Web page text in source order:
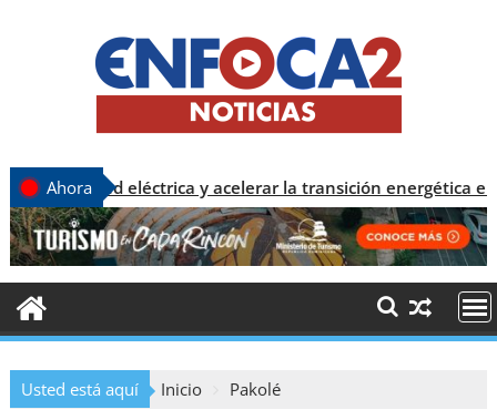
Ahora
la red eléctrica y acelerar la transición energética en
Usted está aquí Inicio Pakolé